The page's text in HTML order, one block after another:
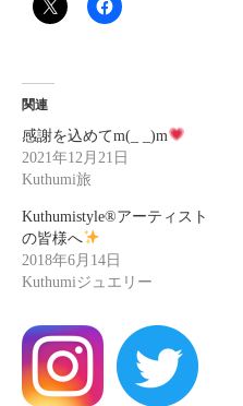
関連
感謝を込めてm(_ _)m
2021年12月21日
Kuthumi旅
Kuthumistyle®アーティスト
の皆様へ
2018年6月14日
Kuthumiジュエリー